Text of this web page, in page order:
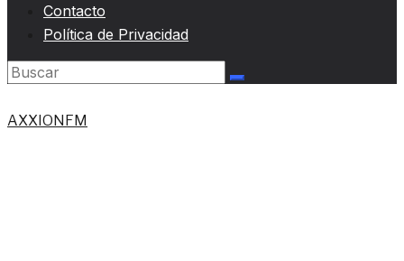
Contacto
Política de Privacidad
AXXIONFM